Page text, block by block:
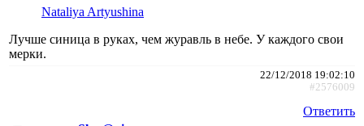
Nataliya Artyushina
Лучше синица в руках, чем журавль в небе. У каждого свои
мерки.
22/12/2018 19:02:10
#2576009
Ответить